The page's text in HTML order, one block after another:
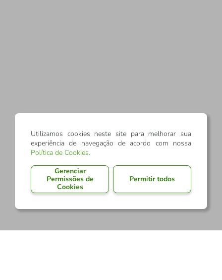
Utilizamos cookies neste site para melhorar sua
experiência de navegação de acordo com nossa
Política de Cookies.
Gerenciar
Permissões de
Cookies
Permitir todos